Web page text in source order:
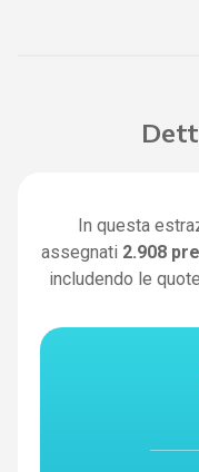
In questa
assegnati 2.908
includendo le